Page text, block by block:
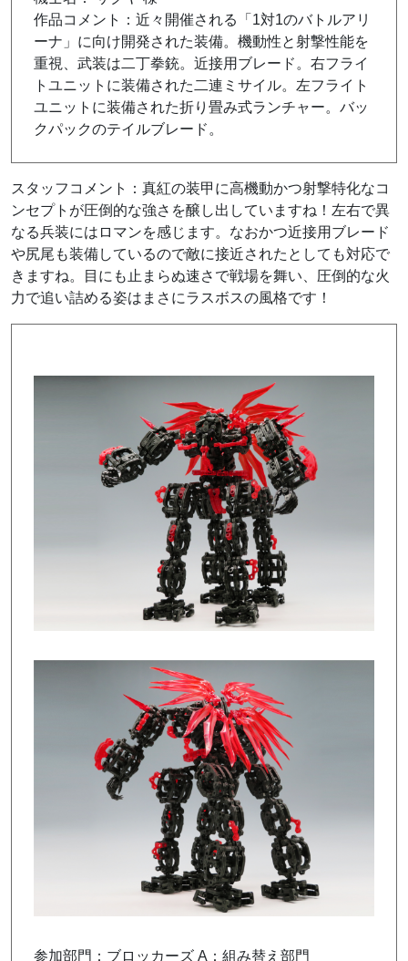
作品コメント：近々開催される「 1対1のバトルアリ
ーナ」に向け開発された装備。機動性と射撃性能を
重視、武装は二丁拳銃。近接用ブレード。右フライ
トユニットに装備された二連ミサイル。左フライト
ユニットに装備された折り畳み式ランチャー。バッ
クパックのテイルブレード。
スタッフコメント：真紅の装甲に高機動かつ射撃特化なコ
ンセプトが圧倒的な強さを醸し出していますね！左右で異
なる兵装にはロマンを感じます。なおかつ近接用ブレード
や尻尾も装備しているので敵に接近されたとしても対応で
きますね。目にも止まらぬ速さで戦場を舞い、圧倒的な火
力で追い詰める姿はまさにラスボスの風格です！
参加部門：ブロッカーズ A：組み替え部門